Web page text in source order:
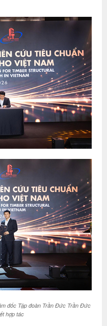
đốc Tập đoàn Trần Đức Trần Đức
hợp tác